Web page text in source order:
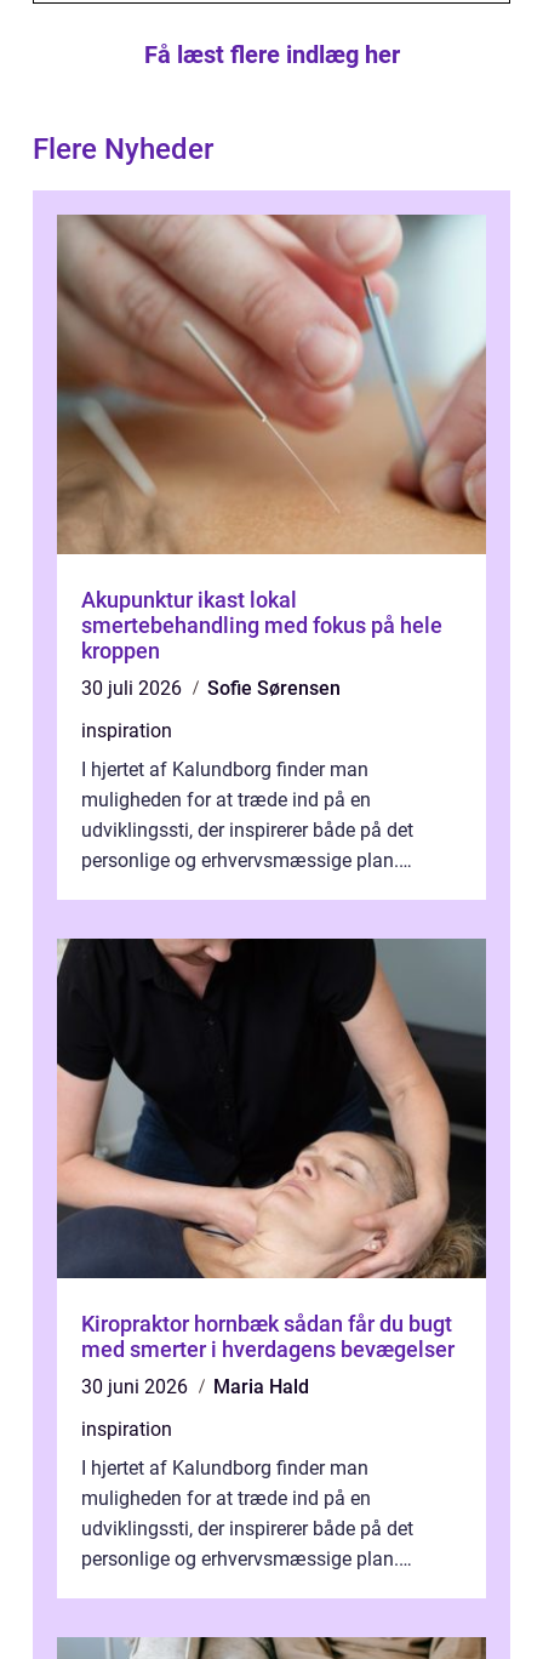
Få læst flere indlæg her
Flere Nyheder
Akupunktur ikast lokal
smertebehandling med fokus på hele
kroppen
30 juli 2026
Sofie Sørensen
inspiration
I hjertet af Kalundborg finder man
muligheden for at træde ind på en
udviklingssti, der inspirerer både på det
personlige og erhvervsmæssige plan.
Kiropraktor hornbæk sådan får du bugt
med smerter i hverdagens bevægelser
30 juni 2026
Maria Hald
inspiration
I hjertet af Kalundborg finder man
muligheden for at træde ind på en
udviklingssti, der inspirerer både på det
personlige og erhvervsmæssige plan.